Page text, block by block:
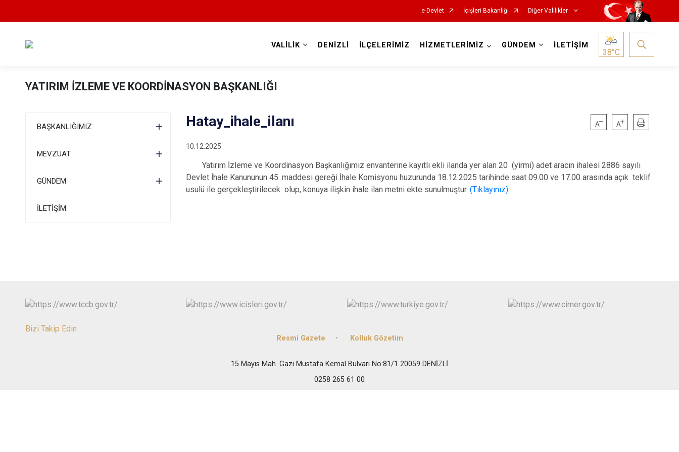
e-Devlet İçişleri Bakanlığı Diğer Valilikler
VALİLİK DENİZLİ İLÇELERİMİZ HİZMETLERİMİZ GÜNDEM İLETİŞİM
38°C
YATIRIM İZLEME VE KOORDİNASYON BAŞKANLIĞI
BAŞKANLIĞIMIZ
MEVZUAT
GÜNDEM
İLETİŞİM
Hatay_ihale_ilanı
10.12.2025
Yatırım İzleme ve Koordinasyon Başkanlığımız envanterine kayıtlı ekli ilanda yer alan 20 (yirmi) adet aracın ihalesi 2886 sayılı
Devlet İhale Kanununun 45. maddesi gereği İhale Komisyonu huzurunda 18.12.2025 tarihinde saat 09.00 ve 17.00 arasında açık teklif
usulü ile gerçekleştirilecek olup, konuya ilişkin ihale ilan metni ekte sunulmuştur.(Tıklayınız)
Bizi Takip Edin
Resmi Gazete Kolluk Gözetim
15 Mayıs Mah. Gazi Mustafa Kemal Bulvarı No:81/1 20059 DENİZLİ
0258 265 61 00